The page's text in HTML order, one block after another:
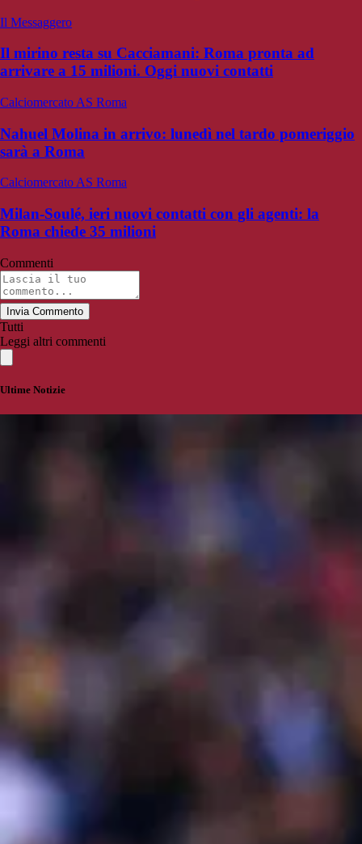
Il Messaggero
Il mirino resta su Cacciamani: Roma pronta ad
arrivare a 15 milioni. Oggi nuovi contatti
Calciomercato AS Roma
Nahuel Molina in arrivo: lunedì nel tardo pomeriggio
sarà a Roma
Calciomercato AS Roma
Milan-Soulé, ieri nuovi contatti con gli agenti: la
Roma chiede 35 milioni
Commenti
Invia Commento
Tutti
Leggi altri commenti
Ultime Notizie